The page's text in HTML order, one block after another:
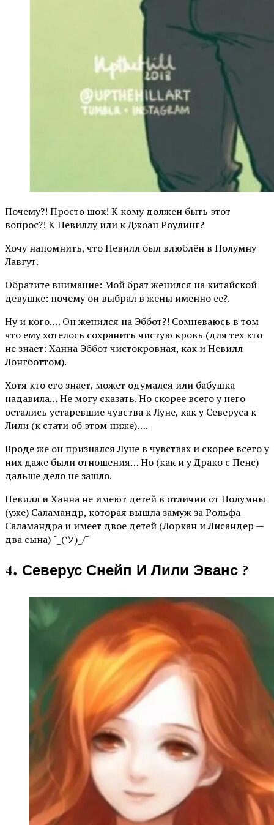
Почему?! Просто шок! К кому должен быть этот
вопрос?! К Невиллу или к Джоан Роулинг?
Хочу напомнить, что Невилл был влюблён в Полумну
Лавгут.
Обратите внимание: Мой брат женился на китайской
девушке: почему он выбрал в жены именно ее?.
Ну и кого…. Он женился на Эббот?! Сомневаюсь в том
что ему хотелось сохранить чистую кровь (для тех кто
не знает: Ханна Эббот чистокровная, как и Невилл
Лонгботтом).
Хотя кто его знает, может одумался или бабушка
надавила… Не могу сказать. Но скорее всего у него
остались устаревшие чувства к Луне, как у Северуса к
Лили (к стати об этом ниже)….
Вроде же он признался Луне в чувствах и скорее всего у
них даже были отношения… Но (как и у Драко с Пенс)
дальше дело не зашло.
Невилл и Ханна не имеют детей в отличии от Полумны
(уже) Саламандр, которая вышла замуж за Рольфа
Саламандра и имеет двое детей (Лоркан и Лисандер —
два сына) ¯_(ツ)_/¯
4. Северус Снейп И Лили Эванс ?